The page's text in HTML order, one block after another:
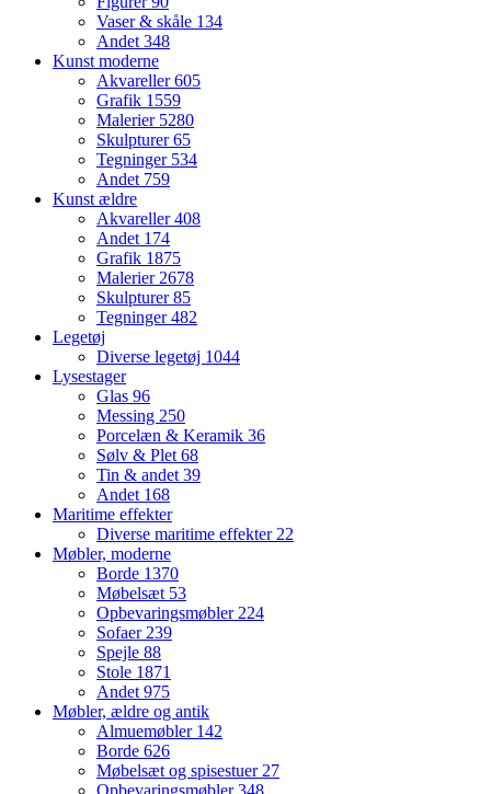
Vaser & skåle 134
Andet348
Kunst moderne
Akvareller605
Grafik 1559
Malerier 5280
Skulpturer65
Tegninger 534
Andet 759
Kunst ældre
Akvareller408
Andet 174
Grafik 1875
Malerier2678
Skulpturer85
Tegninger482
Legetøj
Diverse legetøj 1044
Lysestager
Glas 96
Messing 250
Porcelæn & Keramik 36
Sølv & Plet68
Tin & andet39
Andet 168
Maritime effekter
Diverse maritime effekter22
Møbler, moderne
Borde 1370
Møbelsæt 53
Opbevaringsmøbler224
Sofaer239
Spejle 88
Stole 1871
Andet975
Møbler, ældre og antik
Almuemøbler 142
Borde 626
Møbelsæt og spisestuer27